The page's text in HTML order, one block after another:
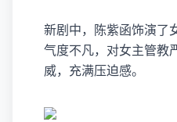
新剧中，陈紫函饰演了
气度不凡，对女主管教
威，充满压迫感。